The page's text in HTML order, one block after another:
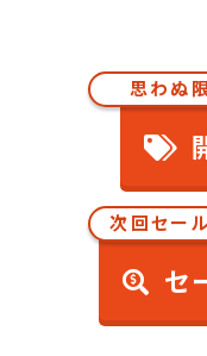
思わぬ
次回セー
セ